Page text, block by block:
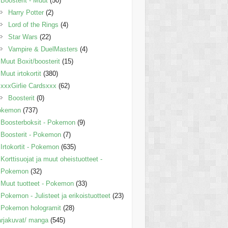
Harry Potter (2)
Lord of the Rings (4)
Star Wars (22)
Vampire & DuelMasters (4)
Muut Boxit/boosterit (15)
Muut irtokortit (380)
xxxGirlie Cardsxxx (62)
Boosterit (0)
(737)
Boosterboksit - Pokemon (9)
Boosterit - Pokemon (7)
Irtokortit - Pokemon (635)
Korttisuojat ja muut oheistuotteet -
Pokemon (32)
Muut tuotteet - Pokemon (33)
Pokemon - Julisteet ja erikoistuotteet (23)
Pokemon hologramit (28)
manga (545)